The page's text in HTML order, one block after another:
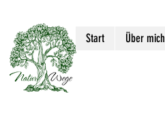
Start Über mich